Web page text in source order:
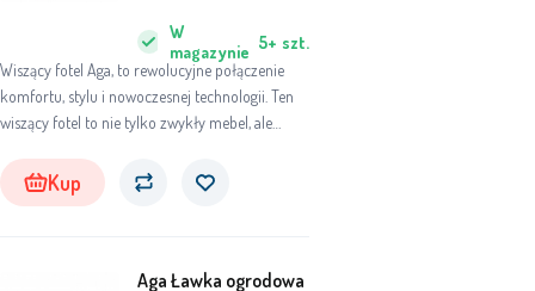
Wiszący fotel Aga, to rewolucyjne połączenie
komfortu, stylu i nowoczesnej technologii. Ten
wiszący fotel to nie tylko zwykły mebel, ale
nowy wymiar relaksu i estetyki do Twojego
domu lub ogrodu.
W
magazynie 5+ szt.
Kup
Aga Ławka ogrodowa